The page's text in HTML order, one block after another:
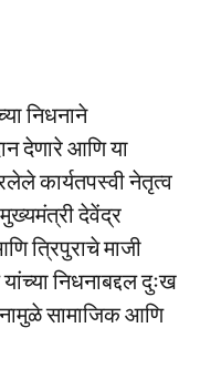
निधनाने
देणारे आणि या
कार्यतपस्वी नेतृत्व
देवेंद्र
त्रिपुराचे माजी
निधनाबद्दल दुःख
सामाजिक आणि